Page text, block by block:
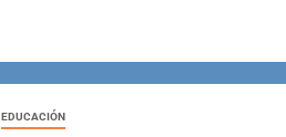
EDUCACIÓN